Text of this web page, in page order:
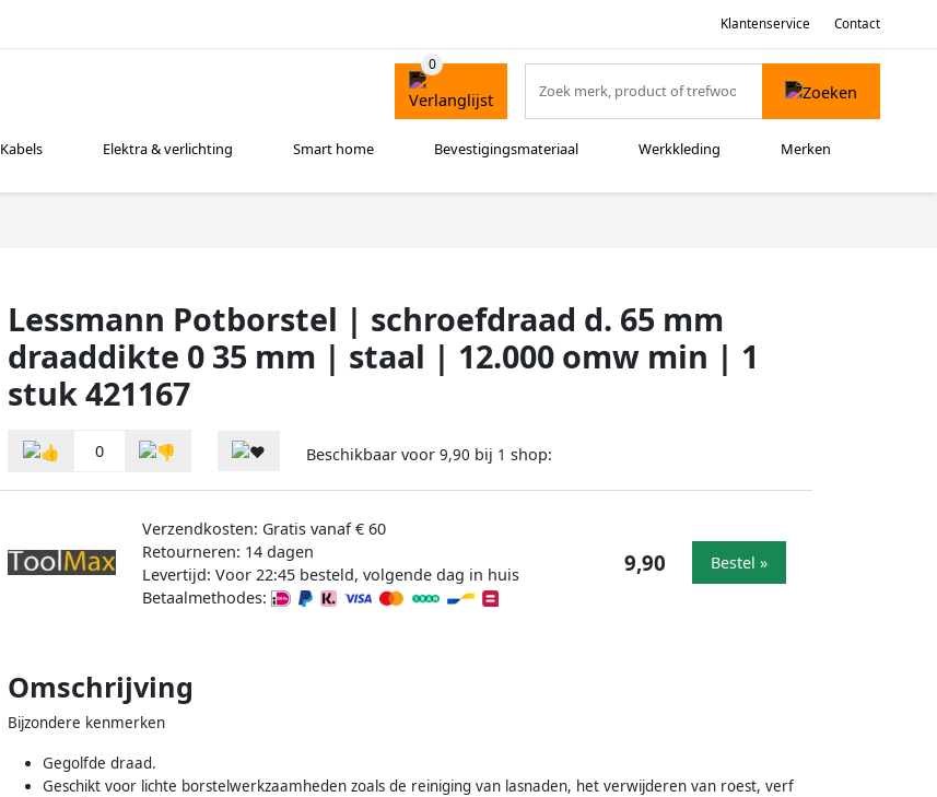
Klantenservice Contact
Kabels Elektra & verlichting Smart home Bevestigingsmateriaal Werkkleding Merken
Lessmann Potborstel | schroefdraad d. 65 mm
draaddikte 0 35 mm | staal | 12.000 omw min | 1
stuk 421167
0 Beschikbaar voor 9,90 bij 1 shop:
Verzendkosten: Gratis vanaf € 60
Retourneren: 14 dagen
Levertijd: Voor 22:45 besteld, volgende dag in huis
Betaalmethodes:
9,90 Bestel »
Omschrijving
Bijzondere kenmerken
Gegolfde draad.
Geschikt voor lichte borstelwerkzaamheden zoals de reiniging van lasnaden, het verwijderen van roest, verf